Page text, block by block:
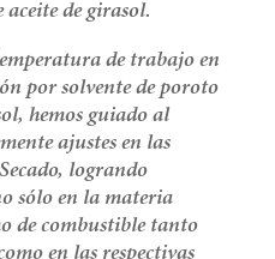
de girasol.
de trabajo en
por solvente de poroto
hemos guiado al
ajustes en las
logrando
sólo en la materia
de combustible tanto
en las respectivas